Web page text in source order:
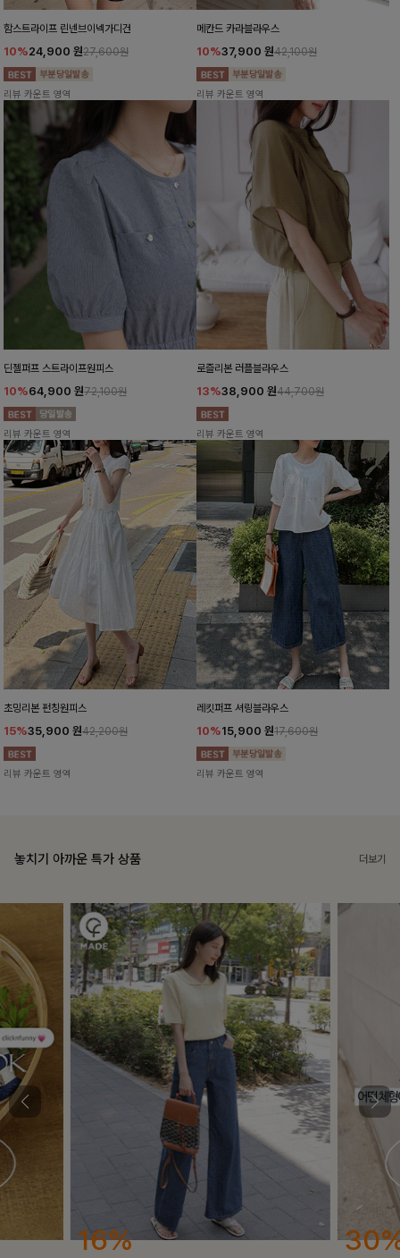
함스트라이프 린넨브이넥가디건
10%24,900 원27,600원
리뷰 카운트 영역
메칸드 카라블라우스
10%37,900 원42,100원
리뷰 카운트 영역
딘젤퍼프 스트라이프원피스
10%64,900 원72,100원
리뷰 카운트 영역
로즐리본 러플블라우스
13%38,900 원44,700원
리뷰 카운트 영역
초밍리본 펀칭원피스
15%35,900 원42,200원
리뷰 카운트 영역
레킷퍼프 셔링블라우스
10%15,900 원17,600원
리뷰 카운트 영역
놓치기 아까운 특가 상품 더보기
30%